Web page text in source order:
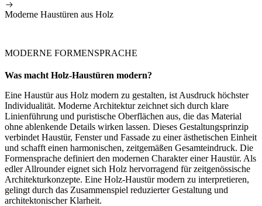
Moderne Haustüren aus Holz
MODERNE FORMENSPRACHE
Was macht Holz-Haustüren modern?
Eine Haustür aus Holz modern zu gestalten, ist Ausdruck höchster
Individualität. Moderne Architektur zeichnet sich durch klare
Linienführung und puristische Oberflächen aus, die das Material
ohne ablenkende Details wirken lassen. Dieses Gestaltungsprinzip
verbindet Haustür, Fenster und Fassade zu einer ästhetischen Einheit
und schafft einen harmonischen, zeitgemäßen Gesamteindruck. Die
Formensprache definiert den modernen Charakter einer Haustür. Als
edler Allrounder eignet sich Holz hervorragend für zeitgenössische
Architekturkonzepte. Eine Holz-Haustür modern zu interpretieren,
gelingt durch das Zusammenspiel reduzierter Gestaltung und
architektonischer Klarheit.